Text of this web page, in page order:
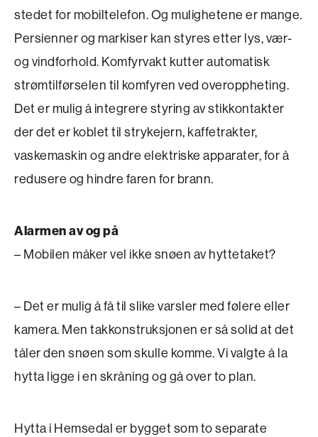
stedet for mobiltelefon. Og mulighetene er mange.
Persienner og markiser kan styres etter lys, vær-
og vindforhold. Komfyrvakt kutter automatisk
strømtilførselen til komfyren ved overoppheting.
Det er mulig å integrere styring av stikkontakter
der det er koblet til strykejern, kaffetrakter,
vaskemaskin og andre elektriske apparater, for å
redusere og hindre faren for brann.
Alarmen av og på
– Mobilen måker vel ikke snøen av hyttetaket?
– Det er mulig å få til slike varsler med følere eller
kamera. Men takkonstruksjonen er så solid at det
tåler den snøen som skulle komme. Vi valgte å la
hytta ligge i en skråning og gå over to plan.
Hytta i Hemsedal er bygget som to separate